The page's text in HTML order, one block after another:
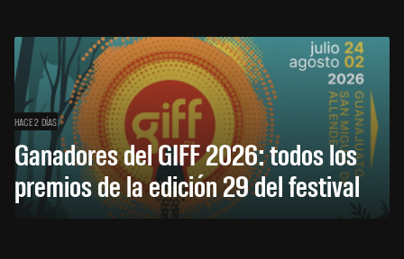
HACE 2 DÍAS
Ganadores del GIFF 2026: todos los
premios de la edición 29 del festival